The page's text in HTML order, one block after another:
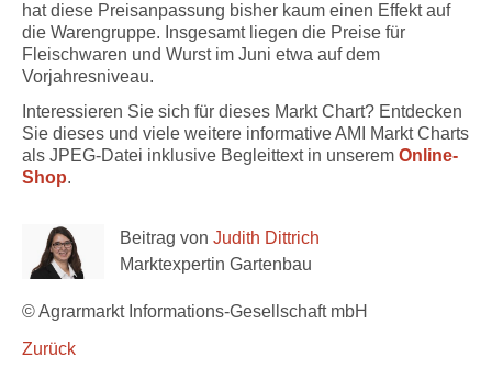
hat diese Preisanpassung bisher kaum einen Effekt auf
die Warengruppe. Insgesamt liegen die Preise für
Fleischwaren und Wurst im Juni etwa auf dem
Vorjahresniveau.
Interessieren Sie sich für dieses Markt Chart? Entdecken
Sie dieses und viele weitere informative AMI Markt Charts
als JPEG-Datei inklusive Begleittext in unserem Online-
Shop.
Beitrag von Judith Dittrich
Marktexpertin Gartenbau
© Agrarmarkt Informations-Gesellschaft mbH
Zurück